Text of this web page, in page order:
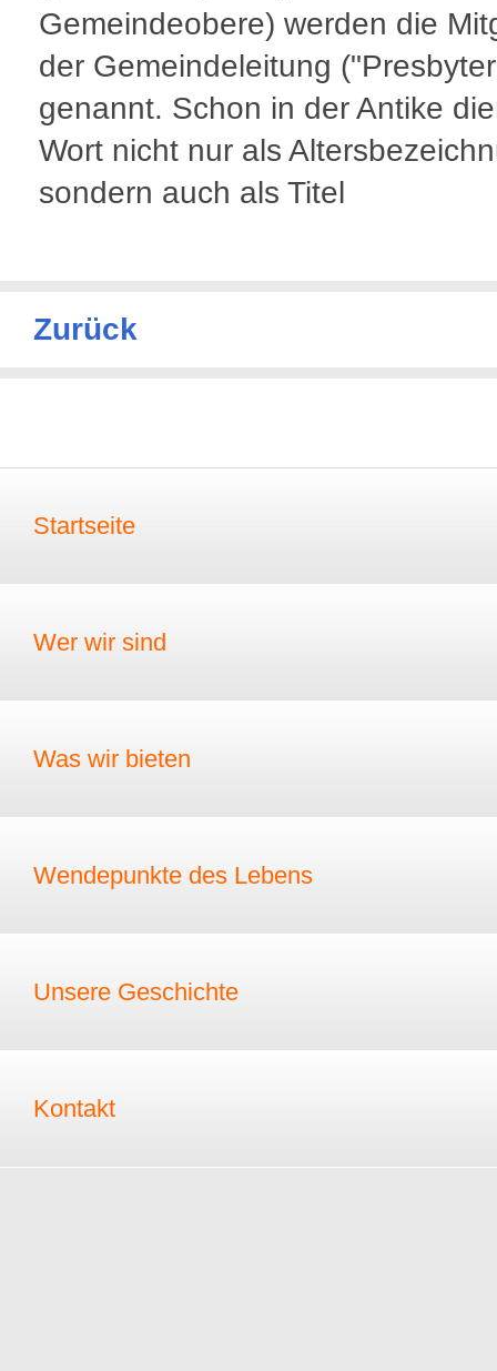
Gemeindeobere) werden die
der Gemeindeleitung
genannt. Schon in der Antike
Wort nicht nur als
sondern auch als Titel
Zurück
Startseite
Wer wir sind
Was wir bieten
Wendepunkte des Lebens
Unsere Geschichte
Kontakt